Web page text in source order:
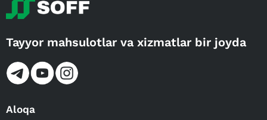
Tayyor mahsulotlar va xizmatlar bir joyda
Aloqa